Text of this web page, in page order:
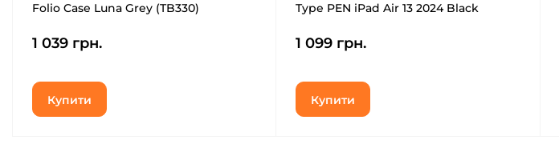
Folio Case Luna Grey (TB330)
1 039 грн.
Купити
Type PEN iPad Air 13 2024 Black
1 099 грн.
Купити